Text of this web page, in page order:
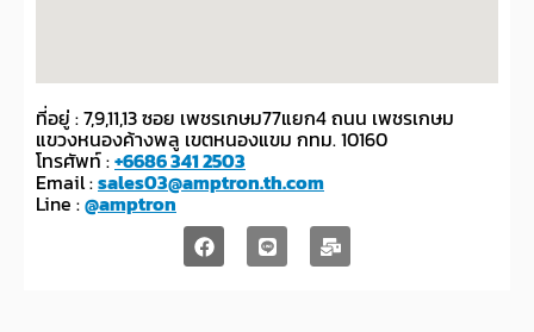
ที่อยู่ : 7,9,11,13 ซอย เพชรเกษม77แยก4 ถนน เพชรเกษม
แขวงหนองค้างพลู เขตหนองแขม กทม. 10160
โทรศัพท์ :+6686 341 2503
Email :sales03@amptron.th.com
Line :@amptron